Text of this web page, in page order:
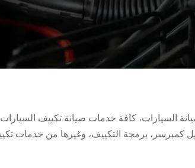
السيارات، كافة خدمات صيانة تكييف السيارات
كمبرسر، برمجة التكييف، وغيرها من خدمات